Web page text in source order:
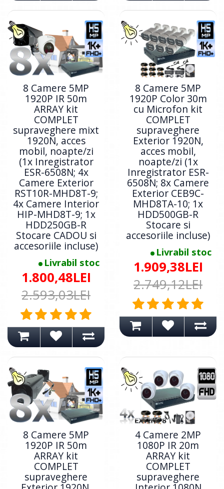
8 Camere 5MP
1920P IR 50m
ARRAY kit
COMPLET
supraveghere mixt
1920N, acces
mobil, noapte/zi
(1x Inregistrator
ESR-6508N; 4x
Camere Exterior
RST10R-MHD8T-9;
4x Camere Interior
HIP-MHD8T-9; 1x
HDD250GB-R
Stocare CADOU si
accesoriile incluse)
Livrabil stoc
1.800,48LEI
2.593,03LEI
8 Camere 5MP
1920P Color 30m
cu Microfon kit
COMPLET
supraveghere
Exterior 1920N,
acces mobil,
noapte/zi (1x
Inregistrator ESR-
6508N; 8x Camere
Exterior CEB9C-
MHD8TA-10; 1x
HDD500GB-R
Stocare si
accesoriile incluse)
Livrabil stoc
1.909,38LEI
2.749,12LEI
8 Camere 5MP
1920P IR 50m
ARRAY kit
COMPLET
supraveghere
4 Camere 2MP
1080P IR 20m
ARRAY kit
COMPLET
supraveghere